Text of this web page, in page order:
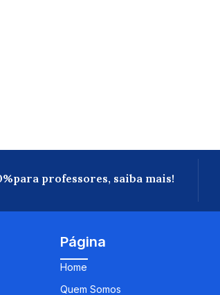
professores, saiba mais!
Página
Home
Quem Somos